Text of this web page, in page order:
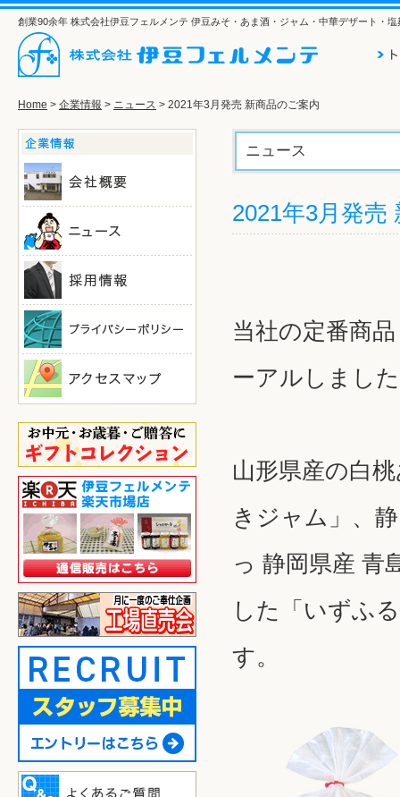
創業90余年 株式会社伊豆フェルメンテ 伊豆みそ・あま酒・ジャム・中華デザート・
Home > 企業情報 > ニュース > 2021年3月発売 新商品のご案内
ニュース
2021年3月発売
当社の定番商
ーアルしまし
山形県産の白
きジャム」、
っ 静岡県産 青
した「いずふ
す。